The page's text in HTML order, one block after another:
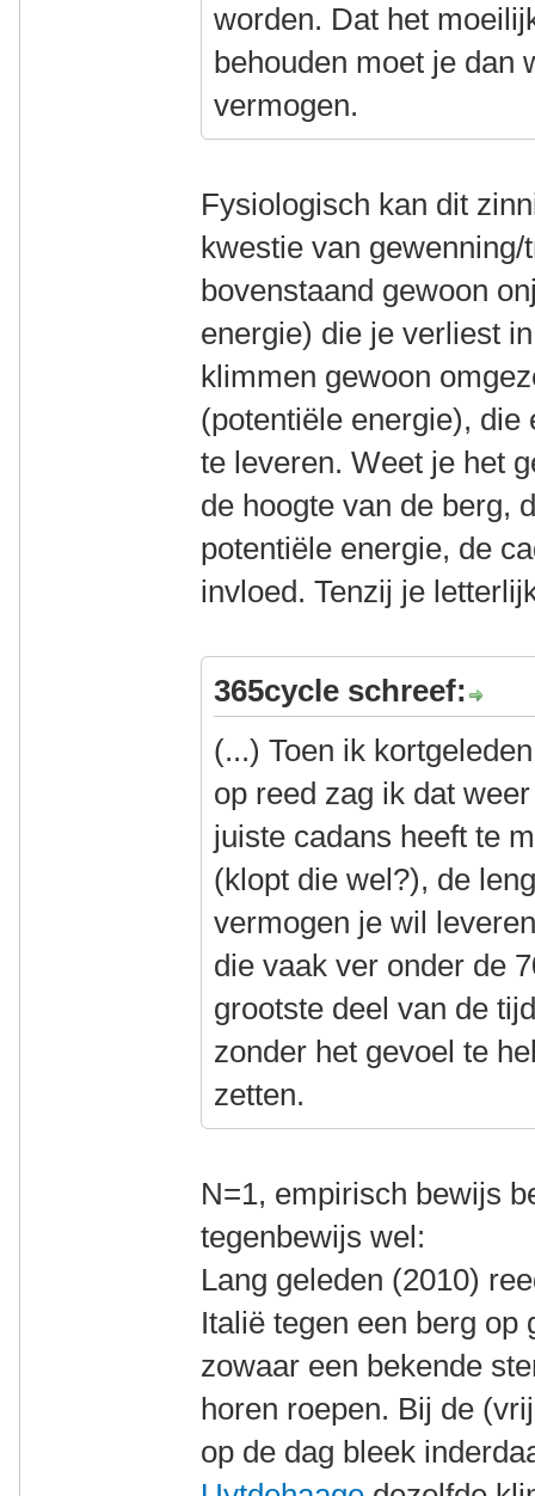
worden. Dat het
behouden moet je dan
vermogen.
Fysiologisch kan dit
kwestie van
bovenstaand gewoon
energie) die je verliest
klimmen gewoon
(potentiële energie),
te leveren. Weet je het
de hoogte van de berg,
potentiële energie, de
invloed. Tenzij je
365cycle schreef:
(...) Toen ik
op reed zag ik dat
juiste cadans heeft te
(klopt die wel?), de
vermogen je wil
die vaak ver onder de
grootste deel van de
zonder het gevoel te
zetten.
N=1, empirisch bewijs
tegenbewijs wel:
Lang geleden (2010)
Italië tegen een berg
zowaar een bekende
horen roepen. Bij de
op de dag bleek